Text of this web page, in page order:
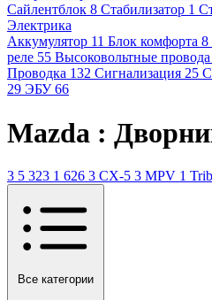
Сайлентблок 8 Стабилизатор 1
Электрика
Аккумулятор 11 Блок комфорта 8
реле 55 Высоковольтные провода
Проводка 132 Сигнализация 25
29 ЭБУ 66
Mazda :
3 5 323 1 626 3 CX-5 3 MPV 1
Все категории